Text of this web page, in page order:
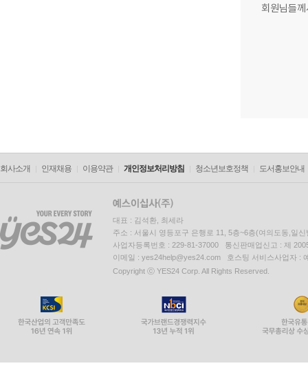
회원님들
회사소개 인재채용 이용약관 개인정보처리방침 청소년보호정책 도서홍보안내
대표 : 김석환, 최세라
주소 : 서울시 영등포구 은행로 11, 5층~6층(여의도동,일신
사업자등록번호 : 229-81-37000 통신판매업신고 : 제
이메일 : yes24help@yes24.com 호스팅 서비스사업자 :
Copyright ⓒ YES24 Corp. All Rights Reserved.